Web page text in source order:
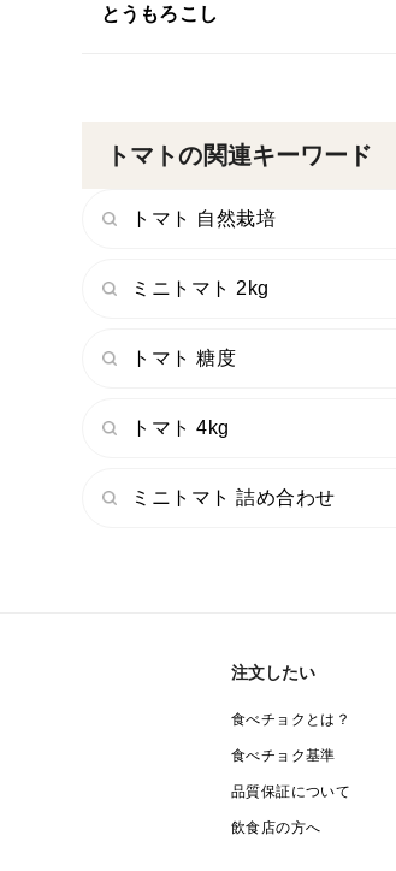
とうもろこし
トマトの関連キーワード
トマト 自然栽培
ミニトマト 2kg
トマト 糖度
トマト 4kg
ミニトマト 詰め合わせ
注文したい
食べチョクとは？
食べチョク基準
品質保証について
飲食店の方へ